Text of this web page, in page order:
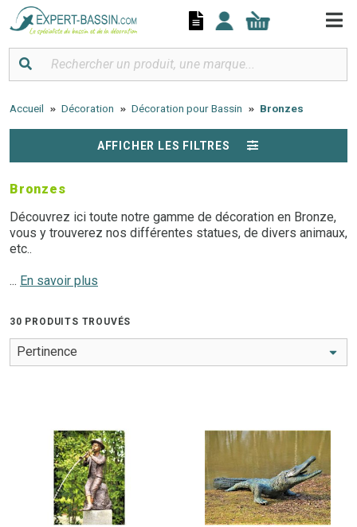
Accueil Décoration Décoration pour Bassin Bronzes
AFFICHER LES FILTRES
Bronzes
Découvrez ici toute notre gamme de décoration en Bronze,
vous y trouverez nos différentes statues, de divers animaux,
etc..
Tous nos Bronzes sont des sujets cracheurs d'eau.
Besoin d'un conseil ? N'hésitez pas à
nos experts au 03.27.89.21.52.
... En savoir plus
30 PRODUITS TROUVÉS
Panneau de gestion des cookies